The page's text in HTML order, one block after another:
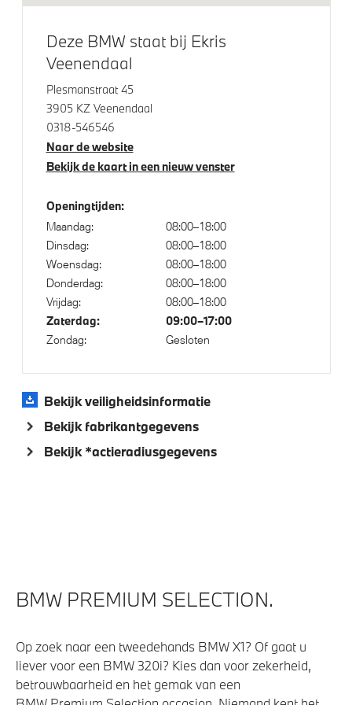
Klimaatbeheersing
4-zone airconditioning met automatische regeling
Stoelventilatie voor beide voorstoelen
Elektrische voorzieningen
Driving Assistant Professional
Parking assistant plus
Bandenspanningsweergavesysteem
Alarmsysteem klasse 3 (VbV/SCM)
Verwarmde stoelen voor en achter
Draadloos oplaadstation
Aandrijving en onderstel
Kilometertacho
Laadaansluiting AC (wisselstroom) laden
Laadkabel (Mode 3, 22kW)
Deze BMW staat bij Ekris
Veenendaal
Plesmanstraat 45
3905 KZ Veenendaal
0318-546546
Naar de website
Bekijk de kaart in een nieuw venster
Openingtijden:
Maandag:
08:00–18:00
Dinsdag:
08:00–18:00
Woensdag:
08:00–18:00
Donderdag:
08:00–18:00
Vrijdag:
08:00–18:00
Zaterdag: 09:00–17:00
Zondag: Gesloten
Bekijk veiligheidsinformatie
Bekijk fabrikantgegevens
Bekijk *actieradiusgegevens
BMW PREMIUM SELECTION.
Op zoek naar een tweedehands BMW X1? Of gaat u
liever voor een BMW 320i? Kies dan voor zekerheid,
betrouwbaarheid en het gemak van een